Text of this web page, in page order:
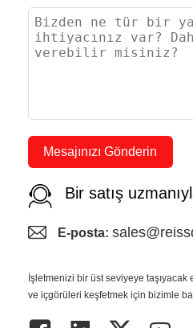
Mesajınızı Gönderin
Bir satış
E-posta:
İşletmenizi bir üst seviyeye
ve içgörüleri keşfetmek için bizimle